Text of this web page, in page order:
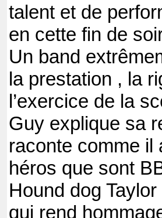
talent et de
en cette fin de
Un band
la prestation , la
l’exercice de la
Guy explique sa
raconte comme il
héros que sont
Hound dog
qui rend